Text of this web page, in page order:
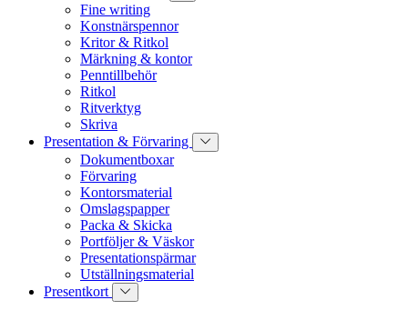
Fine writing
Konstnärspennor
Kritor & Ritkol
Märkning & kontor
Penntillbehör
Ritkol
Ritverktyg
Skriva
Presentation & Förvaring
Dokumentboxar
Förvaring
Kontorsmaterial
Omslagspapper
Packa & Skicka
Portföljer & Väskor
Presentationspärmar
Utställningsmaterial
Presentkort